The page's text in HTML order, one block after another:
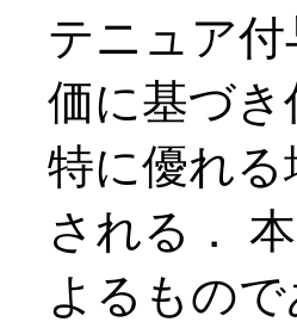
テニュア
価に基づ
特に優れ
される．
よるもの